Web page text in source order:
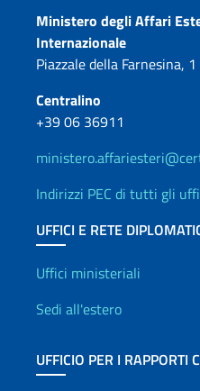
Contatti
Ministero degli Affari
Internazionale
Piazzale della Farnesina,
Centralino
+39 06 36911
Indirizzi PEC di tutti gli
UFFICI E RETE
Uffici e Rete
Uffici ministeriali
Sedi all'estero
UFFICIO PER I RAPPORTI